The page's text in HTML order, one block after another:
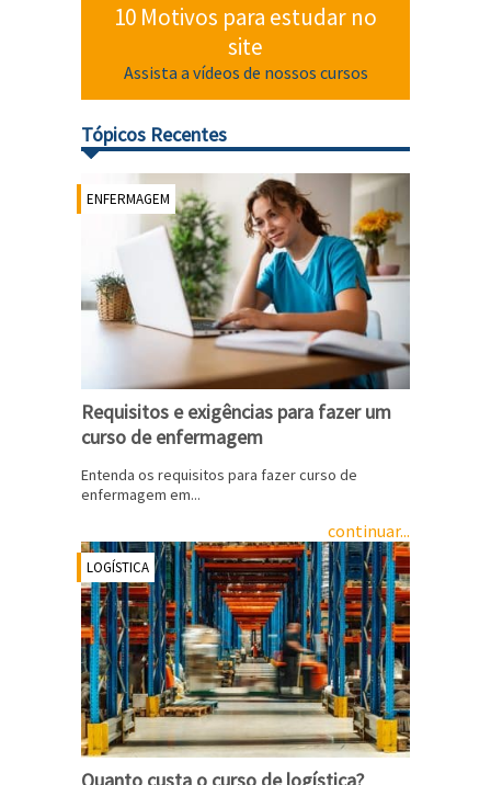
10 Motivos para estudar no
site
Assista a vídeos de nossos cursos
Tópicos Recentes
ENFERMAGEM
Requisitos e exigências para fazer um
curso de enfermagem
Entenda os requisitos para fazer curso de
enfermagem em...
continuar...
LOGÍSTICA